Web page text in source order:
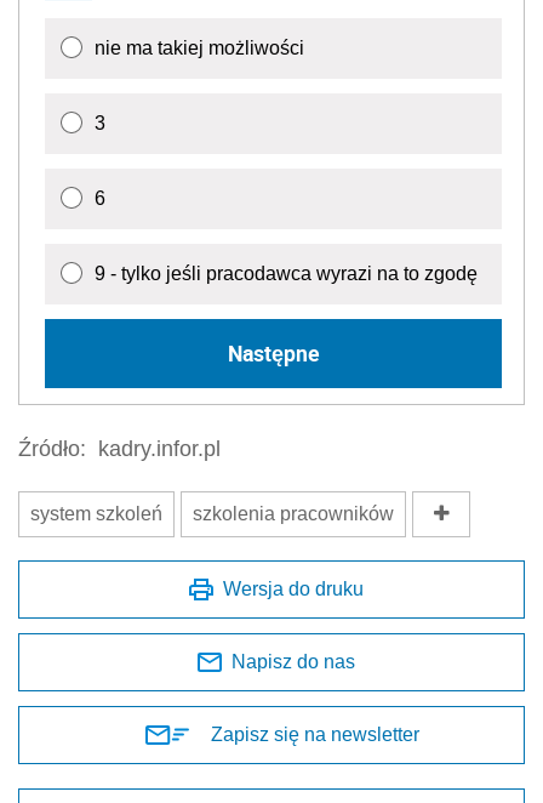
nie ma takiej możliwości
3
6
9 - tylko jeśli pracodawca wyrazi na to zgodę
Następne
Źródło: kadry.infor.pl
system szkoleń szkolenia pracowników
Wersja do druku
Napisz do nas
Zapisz się na newsletter